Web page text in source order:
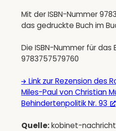
Mit der ISBN-Nummer
das gedruckte Buch im
Die ISBN-Nummer für das
9783757579760
Link zur Rezension des
Miles-Paul von Christian
Behindertenpolitik Nr. 93
Quelle:kobinet-